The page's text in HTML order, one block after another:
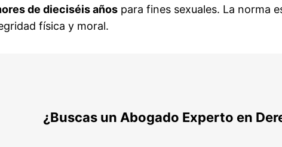
de dieciséis años para fines sexuales. La norma
física y moral.
¿Buscas un Abogado Experto en